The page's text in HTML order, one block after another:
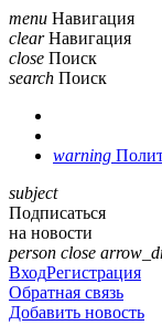
menu Навигация
clear Навигация
close Поиск
search Поиск
warning
subject
Подписаться
на новости
person close
ВходРегистрация
Обратная связь
Добавить новость